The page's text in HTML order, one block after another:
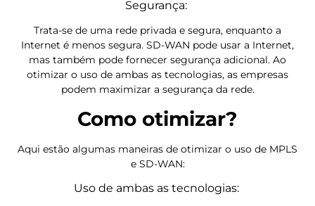
Segurança:
Trata-se de uma rede privada e segura, enquanto a
Internet é menos segura. SD-WAN pode usar a Internet,
mas também pode fornecer segurança adicional. Ao
otimizar o uso de ambas as tecnologias, as empresas
podem maximizar a segurança da rede.
Como otimizar?
Aqui estão algumas maneiras de otimizar o uso de MPLS
e SD-WAN:
Uso de ambas as tecnologias: